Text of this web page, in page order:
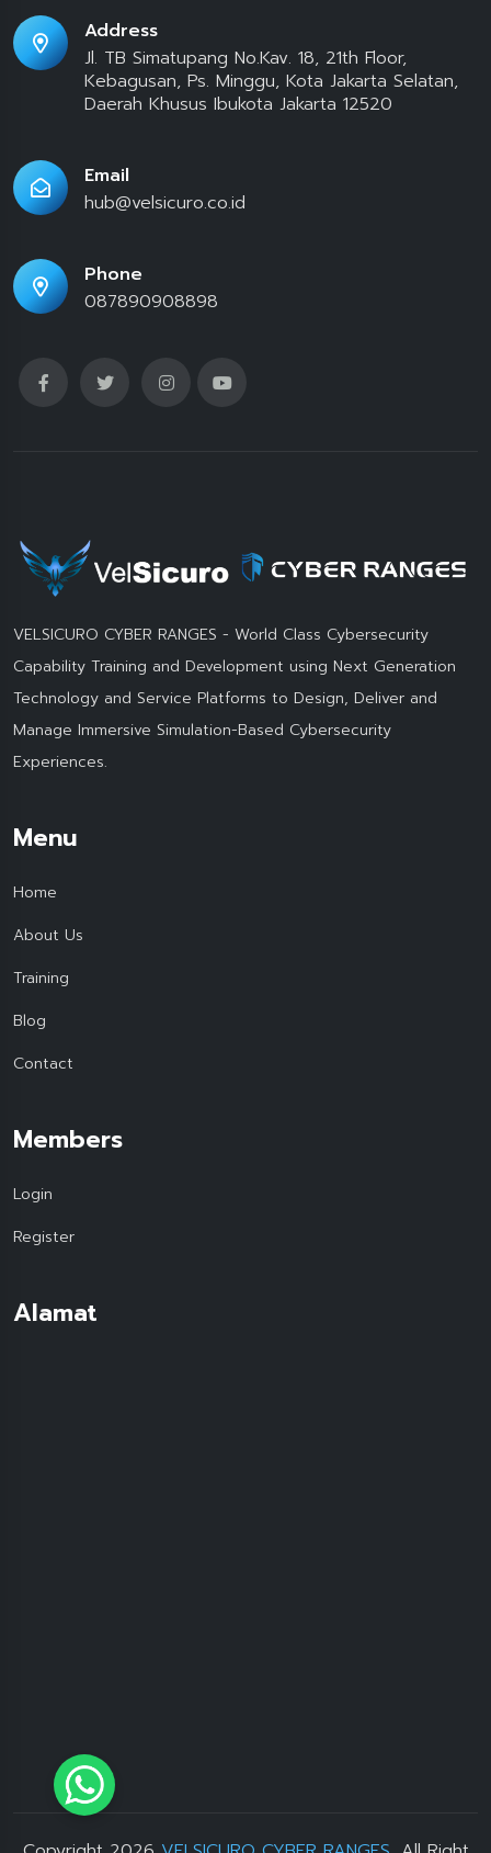
Address
Jl. TB Simatupang No.Kav. 18, 21th Floor,
Kebagusan, Ps. Minggu, Kota Jakarta Selatan,
Daerah Khusus Ibukota Jakarta 12520
Email
hub@velsicuro.co.id
Phone
087890908898
VELSICURO CYBER RANGES - World Class Cybersecurity
Capability Training and Development using Next Generation
Technology and Service Platforms to Design, Deliver and
Manage Immersive Simulation-Based Cybersecurity
Experiences.
Menu
Home
About Us
Training
Blog
Contact
Members
Login
Register
Alamat